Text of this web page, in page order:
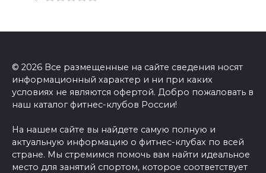
© 2026 Все размещенные на сайте сведения носят
информационный характер и ни при каких
условиях не являются офертой. Добро пожаловать в
наш каталог фитнес-клубов России!
На нашем сайте вы найдете самую полную и
актуальную информацию о фитнес-клубах по всей
стране. Мы стремимся помочь вам найти идеальное
место для занятий спортом, которое соответствует